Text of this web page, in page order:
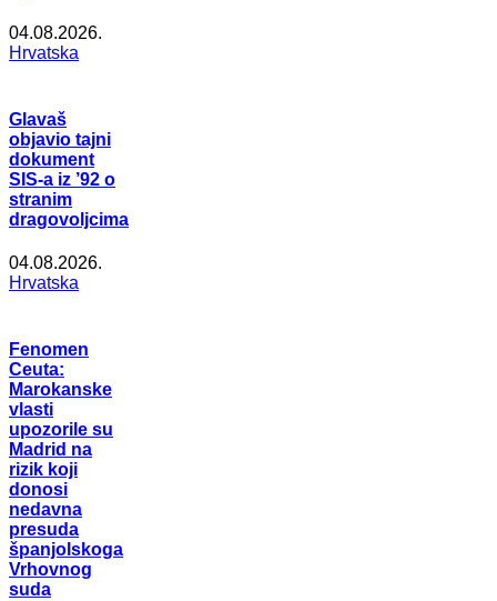
04.08.2026.
Hrvatska
Glavaš
objavio tajni
dokument
SIS-a iz ’92 o
stranim
dragovoljcima
04.08.2026.
Hrvatska
Fenomen
Ceuta:
Marokanske
vlasti
upozorile su
Madrid na
rizik koji
donosi
nedavna
presuda
španjolskoga
Vrhovnog
suda